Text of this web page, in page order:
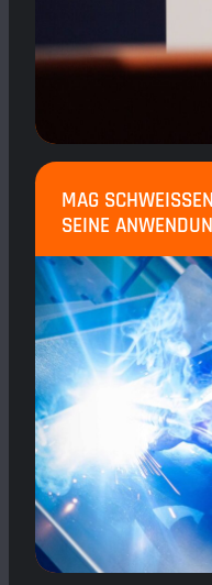
MAG
EINE ANWENDUNG